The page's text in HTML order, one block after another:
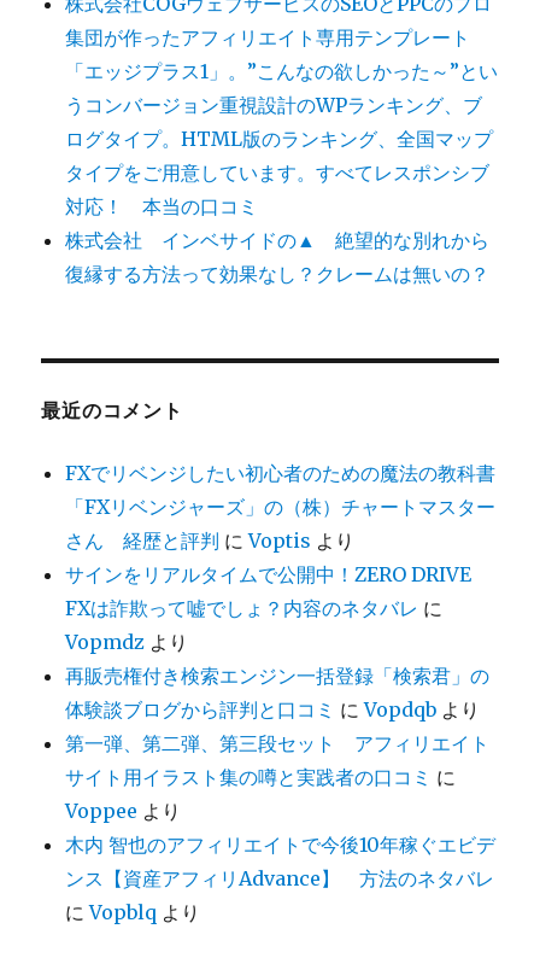
集団が作ったアフィリエイト専用テンプレート
「エッジプラス1」。”こんなの欲しかった～”とい
うコンバージョン重視設計のWPランキング、ブ
ログタイプ。HTML版のランキング、全国マップ
タイプをご用意しています。すべてレスポンシブ
対応！ 本当の口コミ
株式会社 インベサイドの▲ 絶望的な別れから
復縁する方法って効果なし？クレームは無いの？
最近のコメント
FXでリベンジしたい初心者のための魔法の教科書
「FXリベンジャーズ」の（株）チャートマスター
さん 経歴と評判 にVoptis より
サインをリアルタイムで公開中！ZERO DRIVE
FXは詐欺って嘘でしょ？内容のネタバレ に
Vopmdz より
再販売権付き検索エンジン一括登録「検索君」の
体験談ブログから評判と口コミ にVopdqb より
第一弾、第二弾、第三段セット アフィリエイト
サイト用イラスト集の噂と実践者の口コミ に
Voppee より
木内 智也のアフィリエイトで今後10年稼ぐエビデ
ンス【資産アフィリAdvance】 方法のネタバレ
にVopblq より